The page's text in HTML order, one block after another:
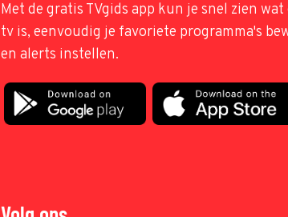
Met de gratis TVgids app kun je snel zien wat
tv is, eenvoudig je favoriete programma's
en alerts instellen.